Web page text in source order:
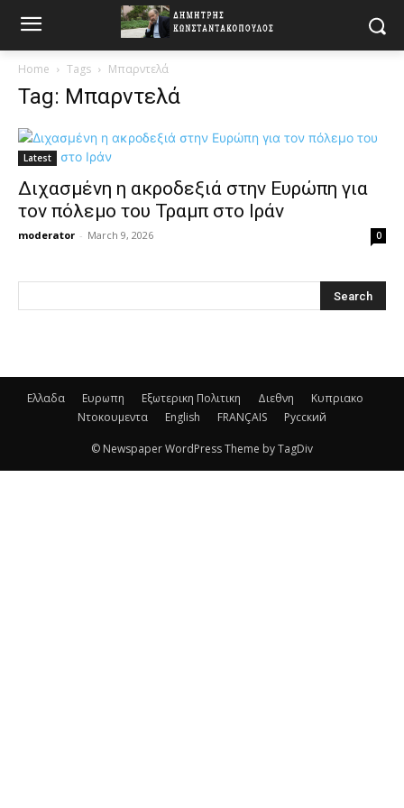
Home Tags Μπαρντελά
Tag: Μπαρντελά
Latest
Διχασμένη η ακροδεξιά στην Ευρώπη για
τον πόλεμο του Τραμπ στο Ιράν
moderator - March 9, 2026 0
Ελλαδα Ευρωπη Εξωτερικη Πολιτικη Διεθνη
Κυπριακο
Ντοκουμεντα
English FRANÇAIS Русский
© Newspaper WordPress Theme by TagDiv